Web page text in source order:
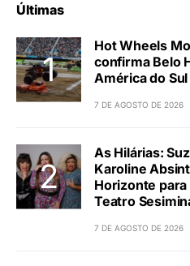
Últimas
Hot Wheels
confirma Belo
América do
7 DE AGOSTO DE 2026
As Hilárias:
Karoline
Horizonte
Teatro
7 DE AGOSTO DE 2026